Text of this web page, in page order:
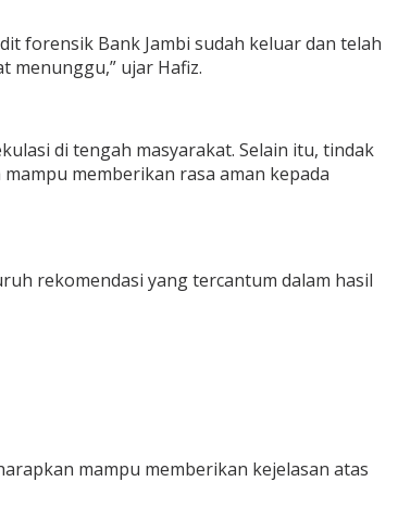
forensik Bank Jambi sudah keluar dan telah
menunggu,” ujar Hafiz.
di tengah masyarakat. Selain itu, tindak
memberikan rasa aman kepada
rekomendasi yang tercantum dalam hasil
mampu memberikan kejelasan atas